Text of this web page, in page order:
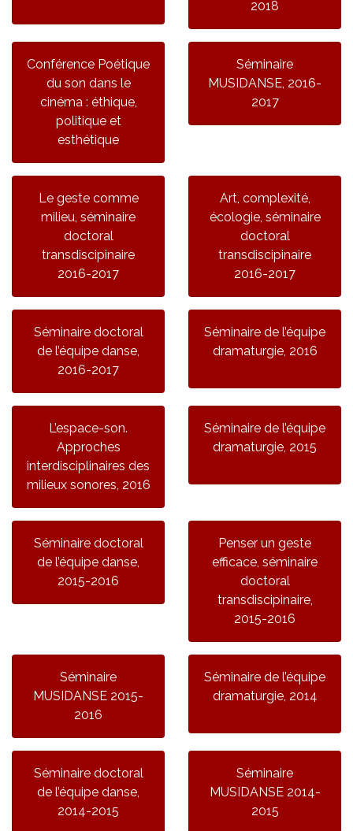
2018
Conférence Poétique
du son dans le
cinéma : éthique,
politique et
esthétique
Séminaire
MUSIDANSE, 2016-
2017
Le geste comme
milieu, séminaire
doctoral
transdiscipinaire
2016-2017
Art, complexité,
écologie, séminaire
doctoral
transdiscipinaire
2016-2017
Séminaire doctoral
de l’équipe danse,
2016-2017
Séminaire de l’équipe
dramaturgie, 2016
L’espace-son.
Approches
interdisciplinaires des
milieux sonores, 2016
Séminaire de l’équipe
dramaturgie, 2015
Séminaire doctoral
de l’équipe danse,
2015-2016
Penser un geste
efficace, séminaire
doctoral
transdiscipinaire,
2015-2016
Séminaire
MUSIDANSE 2015-
2016
Séminaire de l’équipe
dramaturgie, 2014
Séminaire doctoral
de l’équipe danse,
2014-2015
Séminaire
MUSIDANSE 2014-
2015